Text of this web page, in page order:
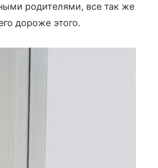
родителями, все так же
дороже этого.